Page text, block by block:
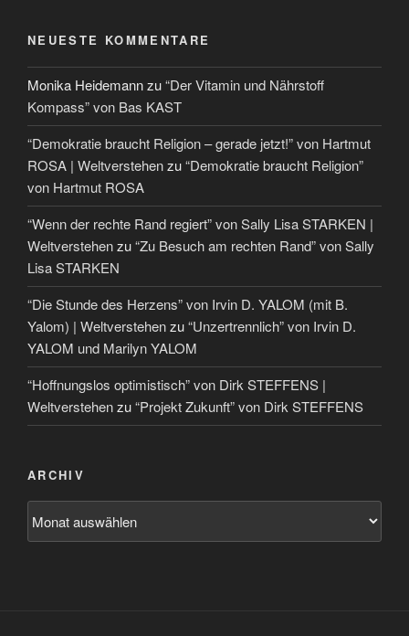
NEUESTE KOMMENTARE
Monika Heidemannzu“Der Vitamin und Nährstoff
Kompass” von Bas KAST
“Demokratie braucht Religion – gerade jetzt!” von Hartmut
ROSA | Weltverstehenzu“Demokratie braucht Religion”
von Hartmut ROSA
“Wenn der rechte Rand regiert” von Sally Lisa STARKEN |
Weltverstehenzu“Zu Besuch am rechten Rand” von Sally
Lisa STARKEN
“Die Stunde des Herzens” von Irvin D. YALOM (mit B.
Yalom) | Weltverstehenzu“Unzertrennlich” von Irvin D.
YALOM und Marilyn YALOM
“Hoffnungslos optimistisch” von Dirk STEFFENS |
Weltverstehenzu“Projekt Zukunft” von Dirk STEFFENS
ARCHIV